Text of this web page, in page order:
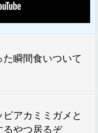
瞬間食いついて
アカミミガメと
るやつ居るぞ